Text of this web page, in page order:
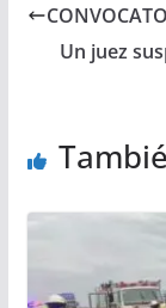
Un juez